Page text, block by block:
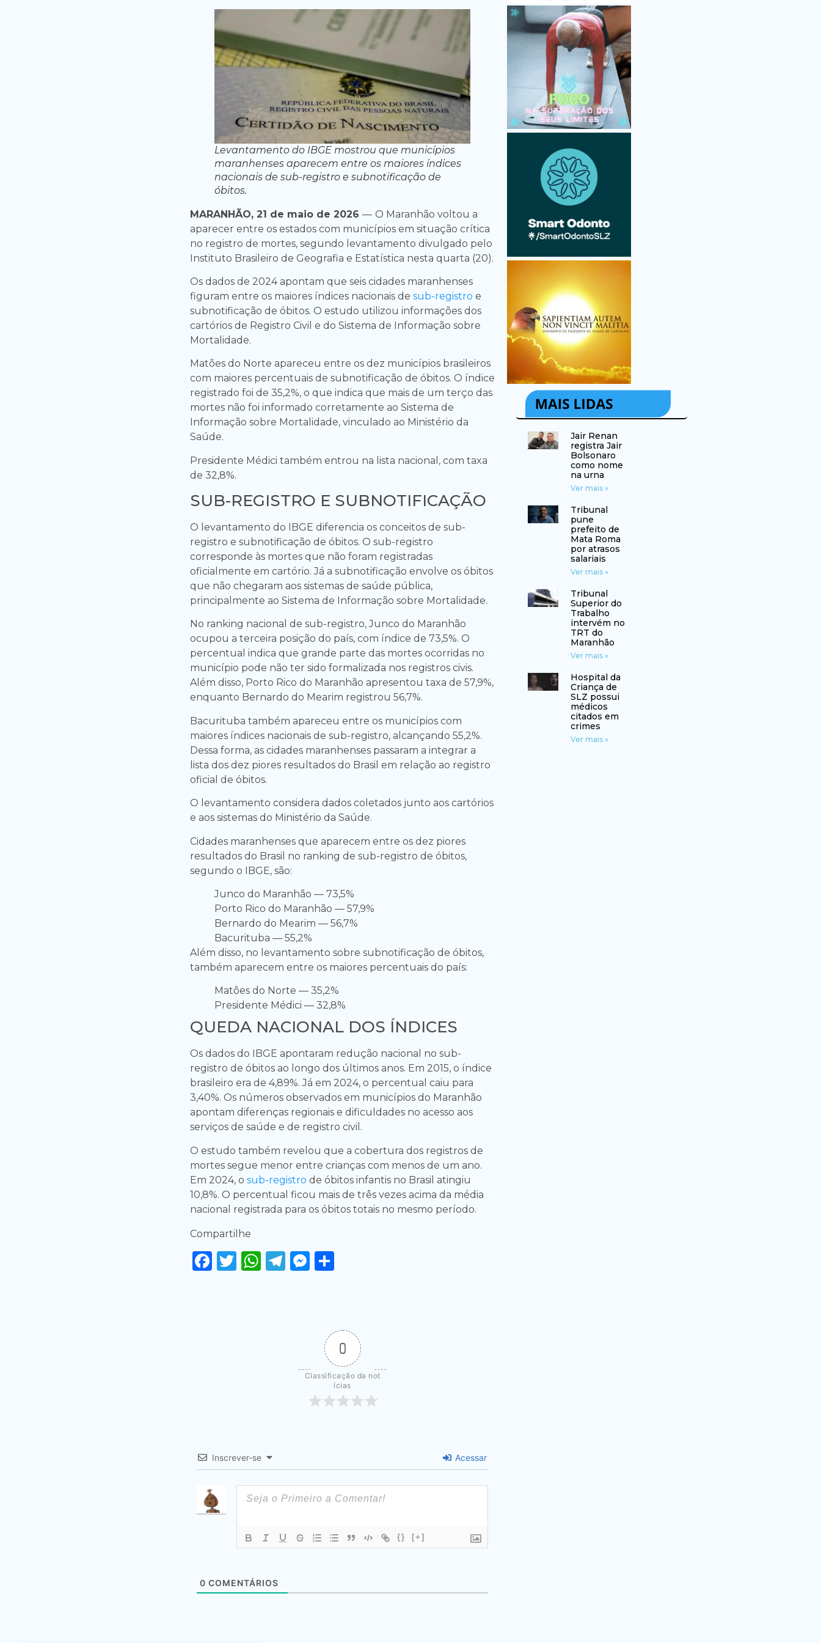
Levantamento do IBGE mostrou que municípios
maranhenses aparecem entre os maiores índices
nacionais de sub-registro e subnotificação de
óbitos.
MARANHÃO, 21 de maio de 2026 — O Maranhão voltou a
aparecer entre os estados com municípios em situação crítica
no registro de mortes, segundo levantamento divulgado pelo
Instituto Brasileiro de Geografia e Estatística nesta quarta (20).
Os dados de 2024 apontam que seis cidades maranhenses
figuram entre os maiores índices nacionais de sub-registro e
subnotificação de óbitos. O estudo utilizou informações dos
cartórios de Registro Civil e do Sistema de Informação sobre
Mortalidade.
Matões do Norte apareceu entre os dez municípios brasileiros
com maiores percentuais de subnotificação de óbitos. O índice
registrado foi de 35,2%, o que indica que mais de um terço das
mortes não foi informado corretamente ao Sistema de
Informação sobre Mortalidade, vinculado ao Ministério da
Saúde.
Presidente Médici também entrou na lista nacional, com taxa
de 32,8%.
SUB-REGISTRO E SUBNOTIFICAÇÃO
O levantamento do IBGE diferencia os conceitos de sub-
registro e subnotificação de óbitos. O sub-registro
corresponde às mortes que não foram registradas
oficialmente em cartório. Já a subnotificação envolve os óbitos
que não chegaram aos sistemas de saúde pública,
principalmente ao Sistema de Informação sobre Mortalidade.
No ranking nacional de sub-registro, Junco do Maranhão
ocupou a terceira posição do país, com índice de 73,5%. O
percentual indica que grande parte das mortes ocorridas no
município pode não ter sido formalizada nos registros civis.
Além disso, Porto Rico do Maranhão apresentou taxa de 57,9%,
enquanto Bernardo do Mearim registrou 56,7%.
Bacurituba também apareceu entre os municípios com
maiores índices nacionais de sub-registro, alcançando 55,2%.
Dessa forma, as cidades maranhenses passaram a integrar a
lista dos dez piores resultados do Brasil em relação ao registro
oficial de óbitos.
O levantamento considera dados coletados junto aos cartórios
e aos sistemas do Ministério da Saúde.
Cidades maranhenses que aparecem entre os dez piores
resultados do Brasil no ranking de sub-registro de óbitos,
segundo o IBGE, são:
Junco do Maranhão — 73,5%
Porto Rico do Maranhão — 57,9%
Bernardo do Mearim — 56,7%
Bacurituba — 55,2%
Além disso, no levantamento sobre subnotificação de óbitos,
também aparecem entre os maiores percentuais do país:
Matões do Norte — 35,2%
Presidente Médici — 32,8%
QUEDA NACIONAL DOS ÍNDICES
Os dados do IBGE apontaram redução nacional no sub-
registro de óbitos ao longo dos últimos anos. Em 2015, o índice
brasileiro era de 4,89%. Já em 2024, o percentual caiu para
3,40%. Os números observados em municípios do Maranhão
apontam diferenças regionais e dificuldades no acesso aos
serviços de saúde e de registro civil.
O estudo também revelou que a cobertura dos registros de
mortes segue menor entre crianças com menos de um ano.
Em 2024, o sub-registro de óbitos infantis no Brasil atingiu
10,8%. O percentual ficou mais de três vezes acima da média
nacional registrada para os óbitos totais no mesmo período.
Compartilhe
Facebook
Twitter
WhatsApp
Telegram
Messenger
0
Classificação da not
ícias
Inscrever-se Acessar
{} [+]
0 COMENTÁRIOS
Jair Renan
registra Jair
Bolsonaro
como nome
na urna
Ver mais »
Tribunal
pune
prefeito de
Mata Roma
por atrasos
salariais
Ver mais »
Tribunal
Superior do
Trabalho
intervém no
TRT do
Maranhão
Ver mais »
Hospital da
Criança de
SLZ possui
médicos
citados em
crimes
Ver mais »